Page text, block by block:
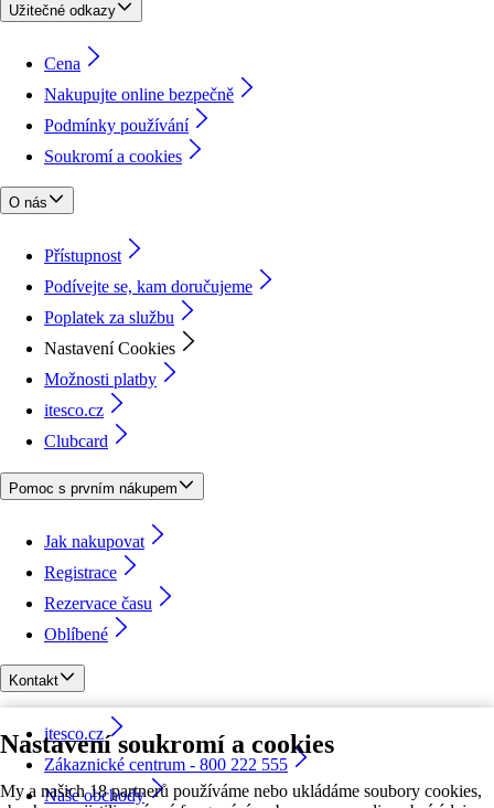
Nastavení soukromí a cookies
My a našich 18 partnerů používáme nebo ukládáme soubory cookies,
Užitečné odkazy
Cena
Nakupujte online bezpečně
Podmínky používání
Soukromí a cookies
O nás
Přístupnost
Podívejte se, kam doručujeme
Poplatek za službu
Nastavení Cookies
Možnosti platby
itesco.cz
Clubcard
Pomoc s prvním nákupem
Jak nakupovat
Registrace
Rezervace času
Oblíbené
Kontakt
itesco.cz
Zákaznické centrum - 800 222 555
Naše obchody